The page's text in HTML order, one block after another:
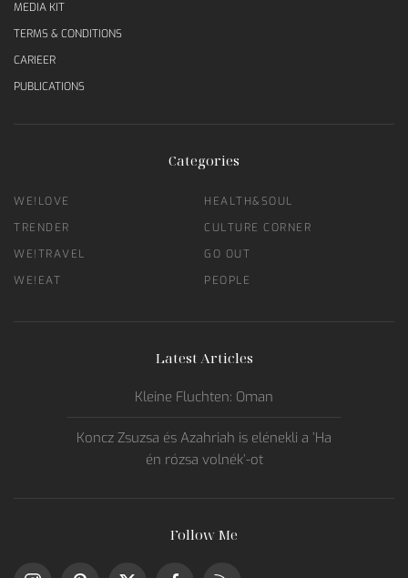
MEDIA KIT
TERMS & CONDITIONS
CARIEER
PUBLICATIONS
Categories
WE!LOVE
TRENDER
WE!TRAVEL
WE!EAT
HEALTH&SOUL
CULTURE CORNER
GO OUT
PEOPLE
Latest Articles
Kleine Fluchten: Oman
Koncz Zsuzsa és Azahriah is elénekli a ’Ha
én rózsa volnék’-ot
Follow Me